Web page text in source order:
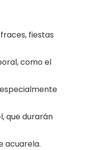
fiestas
como el
que durarán
acuarela.